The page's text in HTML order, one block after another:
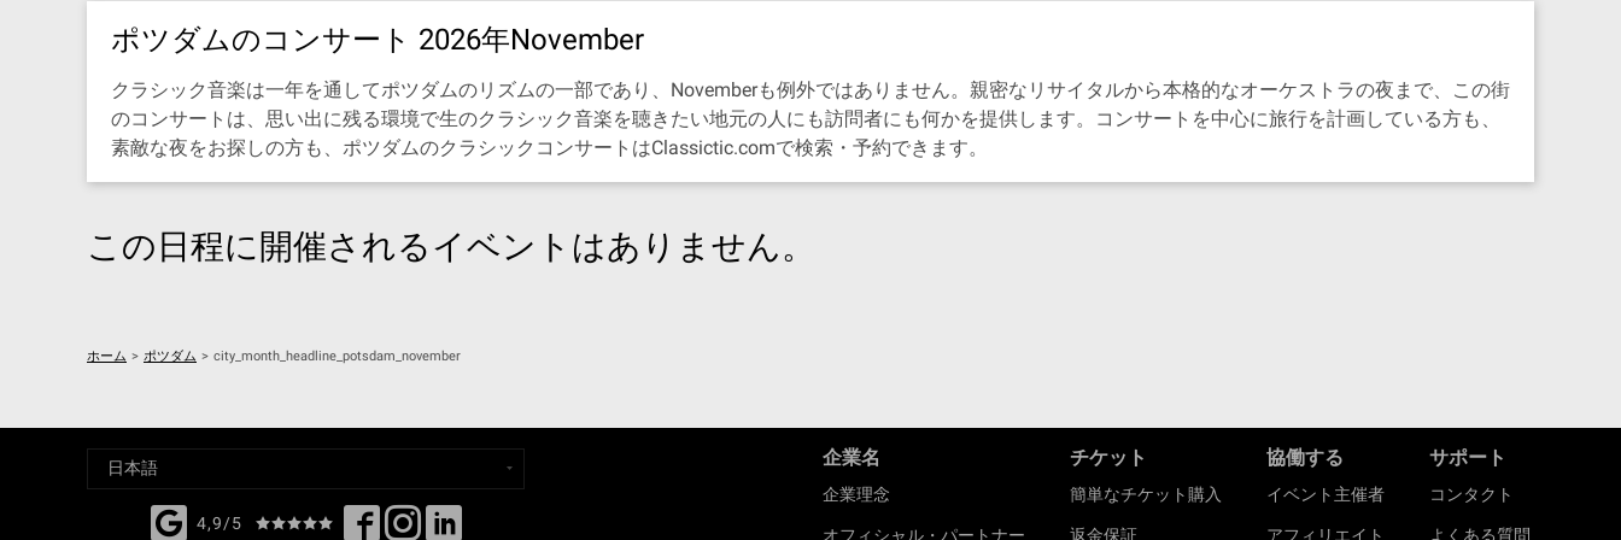
ポツダムのコンサート 2026年November
クラシック音楽は一年を通してポツダムのリズムの一部であり、Novemberも例外ではありません。親密なリサイタルから本格的なオーケストラの夜まで、この街
のコンサートは、思い出に残る環境で生のクラシック音楽を聴きたい地元の人にも訪問者にも何かを提供します。コンサートを中心に旅行を計画している方も、
素敵な夜をお探しの方も、ポツダムのクラシックコンサートはClassictic.comで検索・予約できます。
この日程に開催されるイベントはありません。
ホーム > ポツダム > city_month_headline_potsdam_november
4,9/5
企業名
企業理念
オフィシャル・パートナー
チケット
簡単なチケット購入
返金保証
協働する
イベント主催者
アフィリエイト
サポート
コンタクト
よくある質問